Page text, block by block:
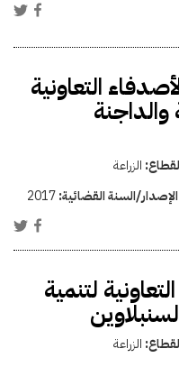
التعاونية
والداجنة
الزراعة
السنة القضائية:2017
لتنمية
الزراعة